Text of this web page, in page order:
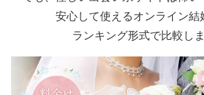
安心して使えるオンライン結
ランキング形式で比較しま